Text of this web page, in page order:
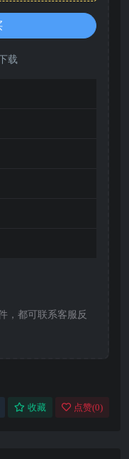
载
，都可联系客服反
收藏 点赞(0)